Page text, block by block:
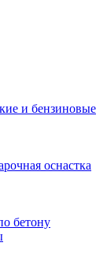
и бензиновые
оснастка
бетону